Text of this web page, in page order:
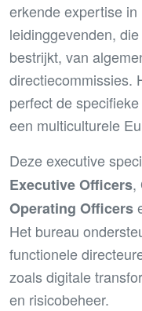
erkende expertise
leidinggevenden,
bestrijkt, van
directiecommissies.
perfect de
een multiculturele
Deze executive
Executive Officers,
Operating Officers
Het bureau
functionele
zoals digitale
en risicobeheer.